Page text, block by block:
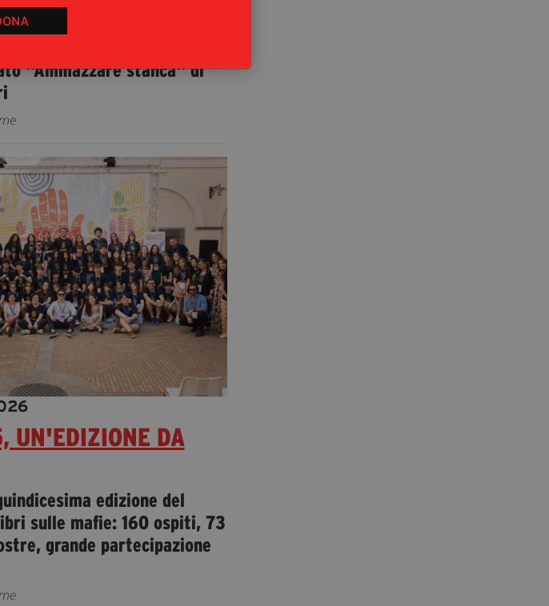
al Festival dei libri
"Ammazzare stanca" di
UN'EDIZIONE DA
edizione del
sulle mafie: 160 ospiti, 73
grande partecipazione